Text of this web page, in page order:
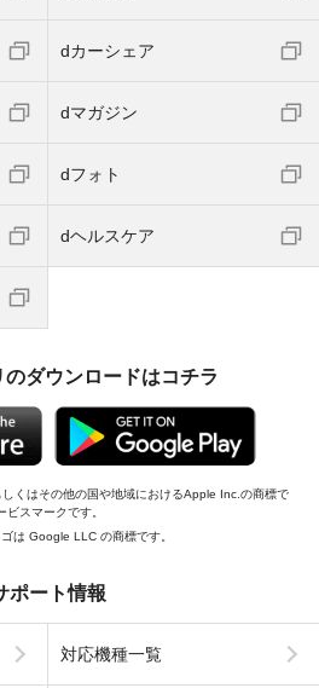
dカーシェア
dマガジン
dフォト
dヘルスケア
ダウンロードはコチラ
くはその他の国や地域におけるApple Inc.の商標で
スマークです。
は Google LLC の商標です。
ポート情報
対応機種一覧